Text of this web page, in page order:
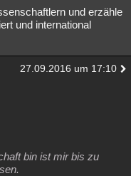
und erzähle
und international
27.09.2016 um 17:10
bin ist mir bis zu